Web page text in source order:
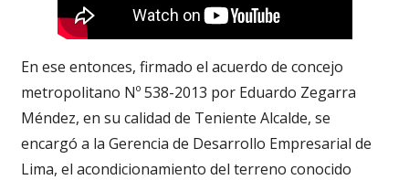
En ese entonces, firmado el acuerdo de concejo
metropolitano Nº 538-2013 por Eduardo Zegarra
Méndez, en su calidad de Teniente Alcalde, se
encargó a la Gerencia de Desarrollo Empresarial de
Lima, el acondicionamiento del terreno conocido